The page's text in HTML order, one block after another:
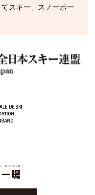
スキー、スノーボー